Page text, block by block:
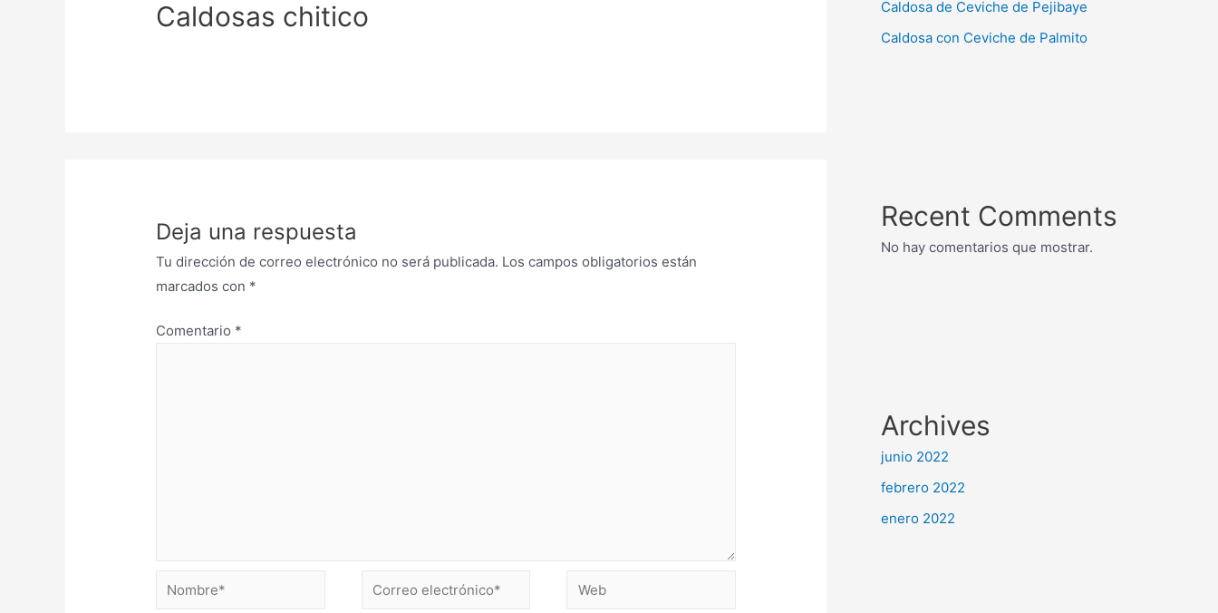
Caldosas chitico
Deja una respuesta
Tu dirección de correo electrónico no será publicada. Los campos obligatorios están
marcados con *
Comentario *
Caldosa de Ceviche de Pejibaye
Caldosa con Ceviche de Palmito
Recent Comments
No hay comentarios que mostrar.
Archives
junio 2022
febrero 2022
enero 2022